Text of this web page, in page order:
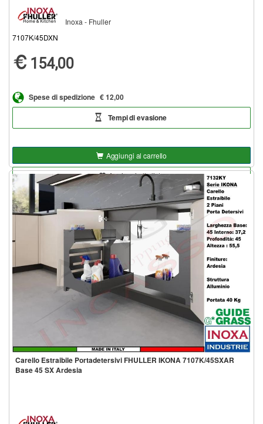
Inoxa - Fhuller
7107K/45DXN
154,00
Spese di spedizione € 12,00
Tempi di evasione
Aggiungi al carrello
Aggiungi alla lista
Carello Estraibile Portadetersivi FHULLER IKONA 7107K/45SXAR
Base 45 SX Ardesia